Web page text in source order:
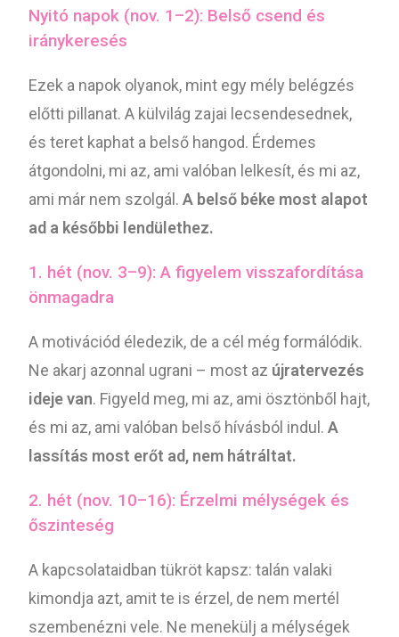
Nyitó napok (nov. 1–2): Belső csend és
iránykeresés
Ezek a napok olyanok, mint egy mély belégzés
előtti pillanat. A külvilág zajai lecsendesednek,
és teret kaphat a belső hangod. Érdemes
átgondolni, mi az, ami valóban lelkesít, és mi az,
ami már nem szolgál.A belső béke most alapot
ad a későbbi lendülethez.
1. hét (nov. 3–9): A figyelem visszafordítása
önmagadra
A motivációd éledezik, de a cél még formálódik.
Ne akarj azonnal ugrani – most az újratervezés
ideje van. Figyeld meg, mi az, ami ösztönből hajt,
és mi az, ami valóban belső hívásból indul. A
lassítás most erőt ad, nem hátráltat.
2. hét (nov. 10–16): Érzelmi mélységek és
őszinteség
A kapcsolataidban tükröt kapsz: talán valaki
kimondja azt, amit te is érzel, de nem mertél
szembenézni vele. Ne menekülj a mélységek